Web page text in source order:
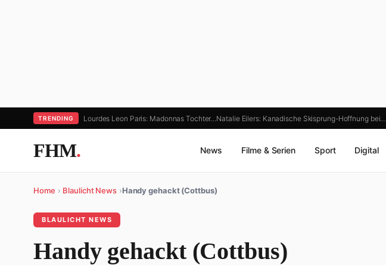
TRENDING Lourdes Leon Paris: Madonnas Tochter… Natalie Eilers: Kanadische Skisprung-Hoffnung bei…
FHM. News Filme & Serien Sport Digital
Home › Blaulicht News ›Handy gehackt (Cottbus)
BLAULICHT NEWS
Handy gehackt (Cottbus)